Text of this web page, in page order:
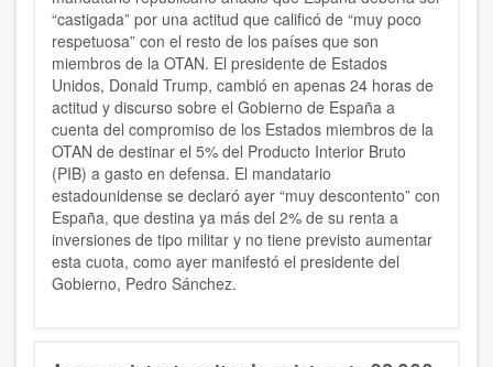
“castigada” por una actitud que calificó de “muy poco
respetuosa” con el resto de los países que son
miembros de la OTAN. El presidente de Estados
Unidos, Donald Trump, cambió en apenas 24 horas de
actitud y discurso sobre el Gobierno de España a
cuenta del compromiso de los Estados miembros de la
OTAN de destinar el 5% del Producto Interior Bruto
(PIB) a gasto en defensa. El mandatario
estadounidense se declaró ayer “muy descontento” con
España, que destina ya más del 2% de su renta a
inversiones de tipo militar y no tiene previsto aumentar
esta cuota, como ayer manifestó el presidente del
Gobierno, Pedro Sánchez.